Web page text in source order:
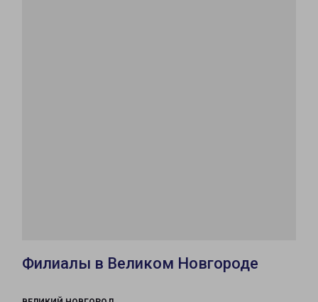
Филиалы в Великом Новгороде